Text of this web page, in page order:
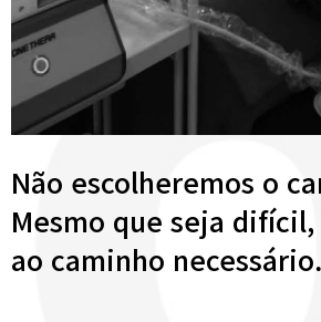
Não escolheremos o
Mesmo que seja
ao caminho necessário.